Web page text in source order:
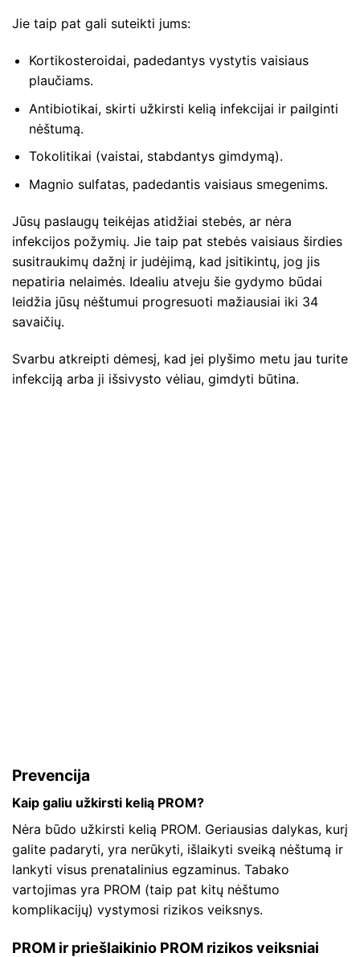
Jie taip pat gali suteikti jums:
Kortikosteroidai, padedantys vystytis vaisiaus
plaučiams.
Antibiotikai, skirti užkirsti kelią infekcijai ir pailginti
nėštumą.
Tokolitikai (vaistai, stabdantys gimdymą).
Magnio sulfatas, padedantis vaisiaus smegenims.
Jūsų paslaugų teikėjas atidžiai stebės, ar nėra
infekcijos požymių. Jie taip pat stebės vaisiaus širdies
susitraukimų dažnį ir judėjimą, kad įsitikintų, jog jis
nepatiria nelaimės. Idealiu atveju šie gydymo būdai
leidžia jūsų nėštumui progresuoti mažiausiai iki 34
savaičių.
Svarbu atkreipti dėmesį, kad jei plyšimo metu jau turite
infekciją arba ji išsivysto vėliau, gimdyti būtina.
Prevencija
Kaip galiu užkirsti kelią PROM?
Nėra būdo užkirsti kelią PROM. Geriausias dalykas, kurį
galite padaryti, yra nerūkyti, išlaikyti sveiką nėštumą ir
lankyti visus prenatalinius egzaminus. Tabako
vartojimas yra PROM (taip pat kitų nėštumo
komplikacijų) vystymosi rizikos veiksnys.
PROM ir priešlaikinio PROM rizikos veiksniai